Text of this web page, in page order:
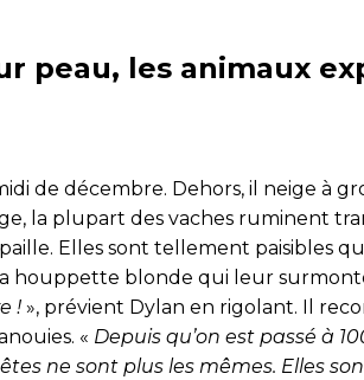
peau, les animaux
de décembre. Dehors, il neige à
la plupart des vaches ruminent
Elles sont tellement paisibles
houppette blonde qui leur
!», prévient Dylan en rigolant. Il
« Depuis qu’on est passé à
ne sont plus les mêmes. Elles